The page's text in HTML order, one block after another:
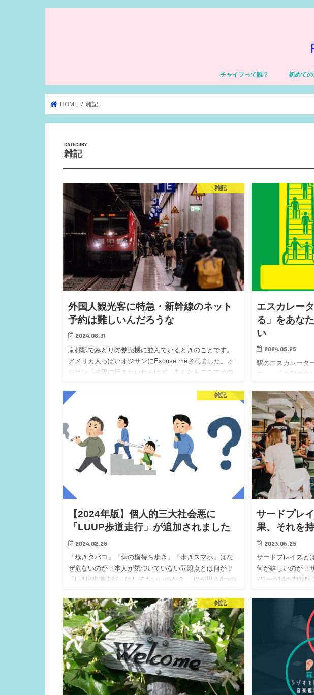
チャイフって誰？ 初めて
HOME 雑記
雑記
雑記
外国人観光客に特急・新幹線のネット
予約は難しいんだろうな
2024.08.31
京都駅でみどりの券売機に並んでいるときのことです。
アメリカ人っぽいオジサンにExcuse meされました。オ
ジサン「大阪に行きたいねんけど、あんたもここでその
かないが？）ワイはあらかじめ予約してたチケットを受
か？」…
エスカレー
る」をあな
い
2024.05.25
駅のエスカレータ
す…。「２列で立
る」方が安全なの
ませんが、「２列
効率もいいです。
雑記
【2024年版】個人的三大社会悪に
「LUUP歩道走行」が追加されました
2024.02.28
「歩きタバコ」「傘の横持ち歩き」「歩きスマホ」はな
ぜ危ないのか？本人が気づいていない問題点とは何か？
「LUUP歩道走行」はしてもいいのか？… 僕が思う4つの
あげてるから事故になってないだけ」という点です。…
サードプレ
果、それを
2023.06.25
サードプレイスと
何が嬉しいのか？
7/1〜7/14の期間
スでは「小さく
雑記